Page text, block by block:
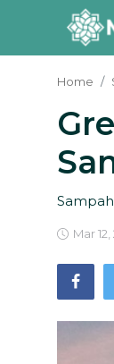
Contact
Tentang Kami
Risalah
Team Kami
Sorotan Berita
Home
Mar